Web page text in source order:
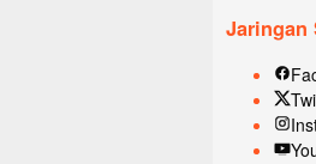
Jaringan